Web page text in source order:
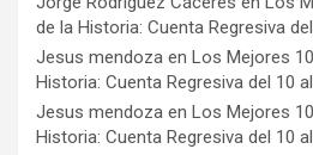
de la Historia: Cuenta Regresiva
Jesus mendoza en Los Mejores
Historia: Cuenta Regresiva del 10
Jesus mendoza en Los Mejores
Historia: Cuenta Regresiva del 10